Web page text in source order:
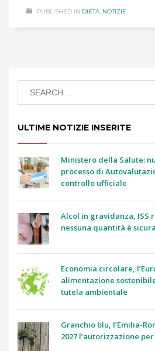
PUBLISHED IN DIETA NOTIZIE
ULTIME NOTIZIE INSERITE
Ministero della Salute:
processo di
controllo ufficiale
Alcol in gravidanza, ISS
nessuna quantità è
Economia circolare,
alimentazione
tutela ambientale
Granchio blu, l’Emilia-
2027 l’autorizzazione